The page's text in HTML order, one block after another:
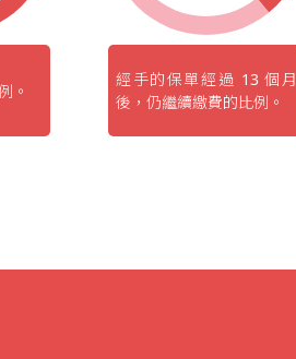
。
經手的保單經過 13 個月
後，仍繼續繳費的比例。